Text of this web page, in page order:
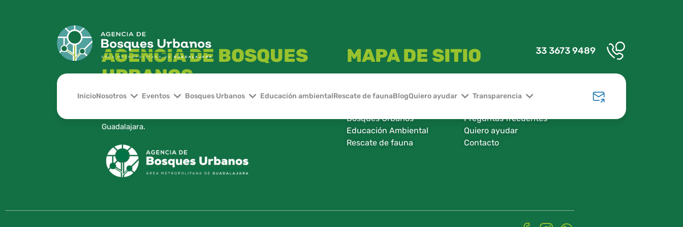
33 3673 9489
InicioNosotros Eventos Bosques Urbanos Educación ambientalRescate de faunaBlogQuiero ayudar Transparencia
AGENCIA DE BOSQUES
URBANOS
Organismo Público Descentralizado, dedicado a la administración
Guadalajara.
MAPA DE SITIO
Nosotros
Bosques Urbanos
Educación Ambiental
Rescate de fauna​
Licitaciones
Preguntas frecuentes
Quiero ayudar
Contacto